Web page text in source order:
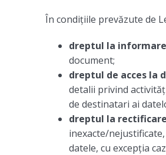
În condițiile prevăzute de
dreptul la informare
document;
dreptul de acces la
detalii privind
de destinatari ai
dreptul la rectificare
inexacte/
datele, cu excepția